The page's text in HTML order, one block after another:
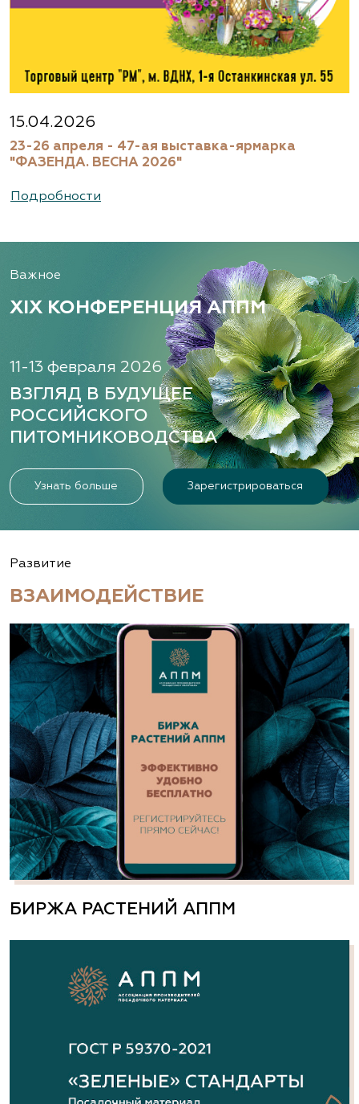
15.04.2026
23-26 апреля - 47-ая выставка-ярмарка
"ФАЗЕНДА. ВЕСНА 2026"
Подробности
Важное
XIX КОНФЕРЕНЦИЯ АППМ
11-13 февраля 2026
ВЗГЛЯД В БУДУЩЕЕ
РОССИЙСКОГО
ПИТОМНИКОВОДСТВА
Узнать больше Зарегистрироваться
Развитие
ВЗАИМОДЕЙСТВИЕ
БИРЖА РАСТЕНИЙ АППМ